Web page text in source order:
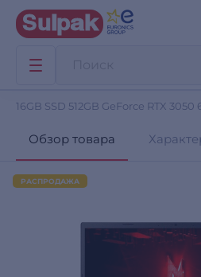
16GB SSD 512GB GeForce RTX
Обзор товара
РАСПРОДАЖА